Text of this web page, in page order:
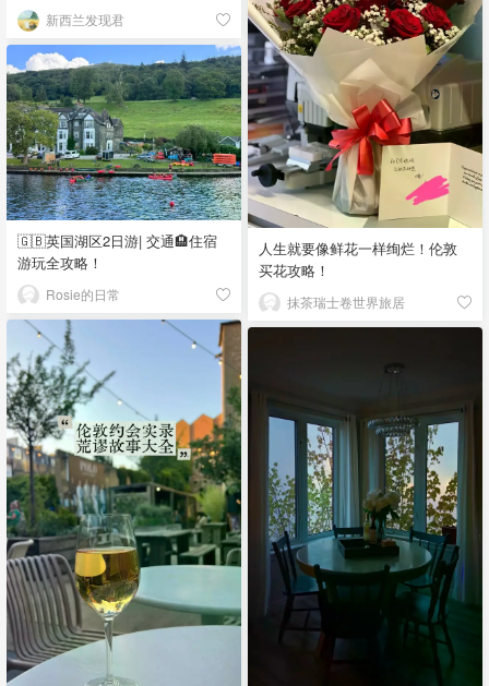
新西兰发现君
人生就要像鲜花一样绚烂！伦敦
买花攻略！
抹茶瑞士卷世界旅居
🇬🇧英国湖区2日游| 交通🏨住宿
游玩全攻略！
Rosie的日常